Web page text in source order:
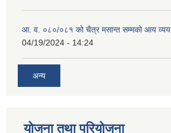
आ. व. ०८०/०८१ को चैत्र मसान्त सम्मको आय व्यय
04/19/2024 - 14:24
अन्य
योजना तथा परियोजना